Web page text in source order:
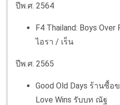
ปีพ.ศ. 2564
F4 Thailand: Boys
ไอรา / เร็น
ปีพ.ศ. 2565
Good Old Days ร้านซื้
Love Wins รับบท ณัฐ